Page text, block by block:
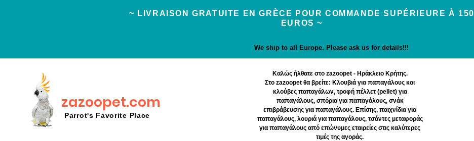
~ LIVRAISON GRATUITE EN GRÈCE POUR COMMANDE SUPÉRIEURE À 150
EUROS ~
We ship to all Europe. Please ask us for details!!!
zazoopet.com
Parrot's Favorite Place
Καλώς ήλθατε στο zazoopet - Ηράκλειο Κρήτης.
Στο zazoopet θα βρείτε: Κλουβιά για παπαγάλους και
κλούβες παπαγάλων, τροφή πέλλετ (pellet) για
παπαγάλους, σπόρια για παπαγάλους, σνάκ
επιβράβευσης για παπαγάλους. Επίσης, παιχνίδια για
παπαγάλους, λουριά για παπαγάλους, τσάντες μεταφοράς
για παπαγάλους από επώνυμες εταιρείες στις καλύτερες
τιμές της αγοράς.